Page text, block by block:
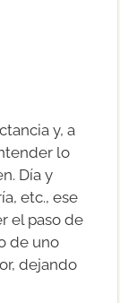
y, a
lo
Día y
etc., ese
el paso de
de uno
dejando